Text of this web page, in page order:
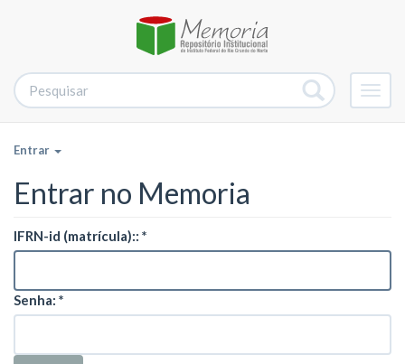
Entrar
Entrar no Memoria
IFRN-id (matrícula)::
Senha: